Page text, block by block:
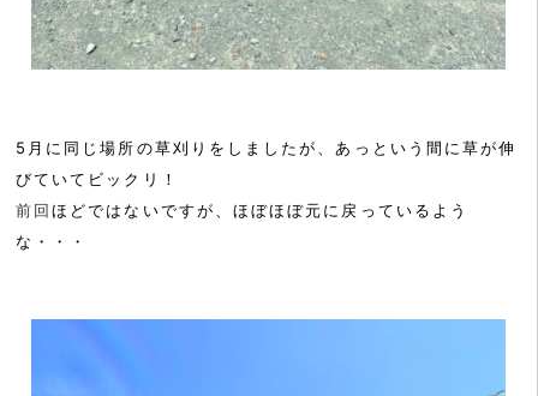
5月に同じ場所の草刈りをしましたが、あっという間に草が伸
びていてビックリ！
前回ほどではないですが、ほぼほぼ元に戻っているよう
な・・・